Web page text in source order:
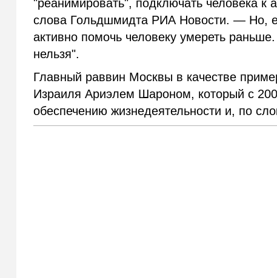
"реанимировать", подключать человека к
слова Гольдшмидта РИА Новости.— Но,
активно помочь человеку умереть
нельзя".
Главный раввин Москвы в качестве
Израиля Ариэлем Шароном, который с
обеспечению жизнедеятельности и, по